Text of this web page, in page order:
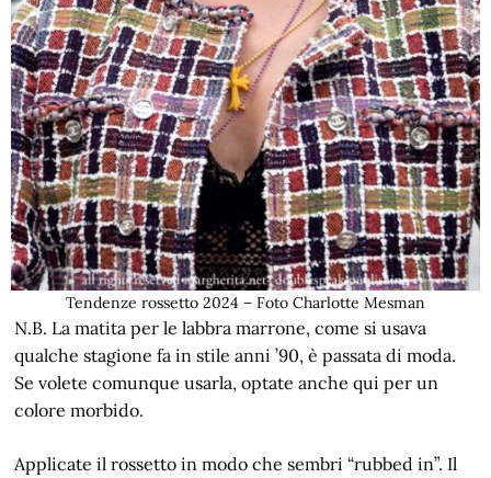
Tendenze rossetto 2024 – Foto Charlotte Mesman
N.B. La matita per le labbra marrone, come si usava
qualche stagione fa in stile anni ’90, è passata di moda.
Se volete comunque usarla, optate anche qui per un
colore morbido.
Applicate il rossetto in modo che sembri “rubbed in”. Il